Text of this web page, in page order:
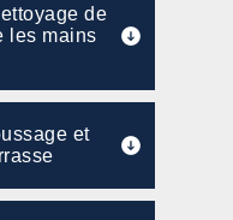
de
les mains
et